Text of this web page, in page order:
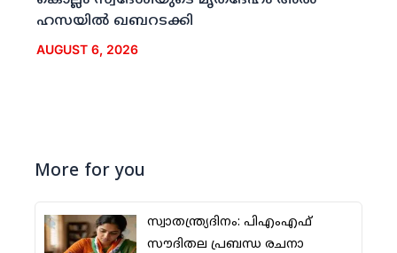
ഹസയില്‍ ഖബറടക്കി
AUGUST 6, 2026
More for you
സ്വാതന്ത്ര്യദിനം: പിഎംഎഫ്
സൗദിതല പ്രബന്ധ രചനാ